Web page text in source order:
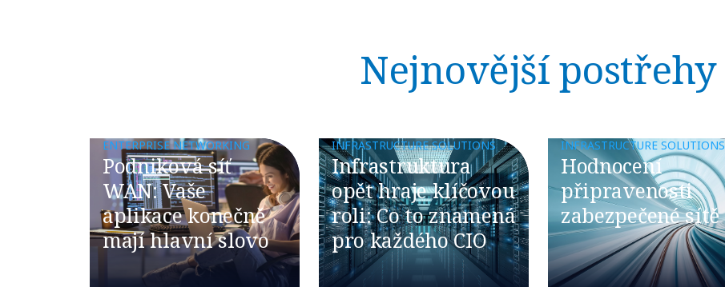
Nejnovější postřehy
ENTERPRISE NETWORKING
​​Podniková síť
WAN: Vaše
aplikace konečně
mají hlavní slovo​
INFRASTRUCTURE SOLUTIONS
​​Infrastruktura
opět hraje klíčovou
roli: Co to znamená
pro každého CIO​
INFRASTRUCTURE SOLUTIONS
Hodnocení
připravenosti
zabezpečené sítě